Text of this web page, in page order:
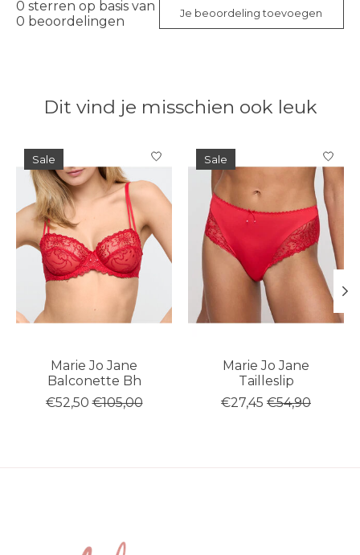
0 sterren op basis van
0 beoordelingen Je beoordeling toevoegen
Dit vind je misschien ook leuk
Items van productcarrousel
Sale
Marie Jo Jane
Balconette Bh
€52,50 €105,00
Sale
Marie Jo Jane
Tailleslip
€27,45 €54,90